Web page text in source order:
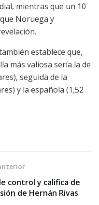
mientras que un 10
Noruega y
establece que,
más valiosa sería la de
seguida de la
y la española (1,52
control y califica de
de Hernán Rivas